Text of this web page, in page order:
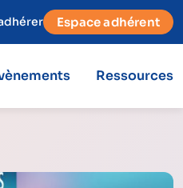
Espace adhérent
Ressources